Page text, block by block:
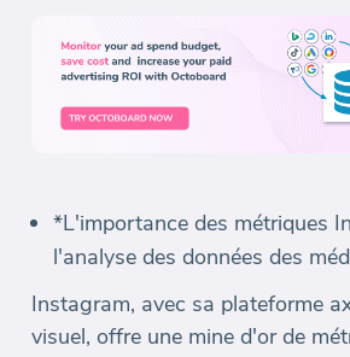
*L'importance des métriques
l'analyse des données des
Instagram, avec sa plateforme
visuel, offre une mine d'or de